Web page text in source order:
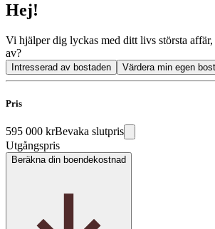
Hej!
Vi hjälper dig lyckas med ditt livs största affär,
av?
Intresserad av bostaden Värdera min egen
Pris
595 000 krBevaka slutpris
Utgångspris
Beräkna din boendekostnad